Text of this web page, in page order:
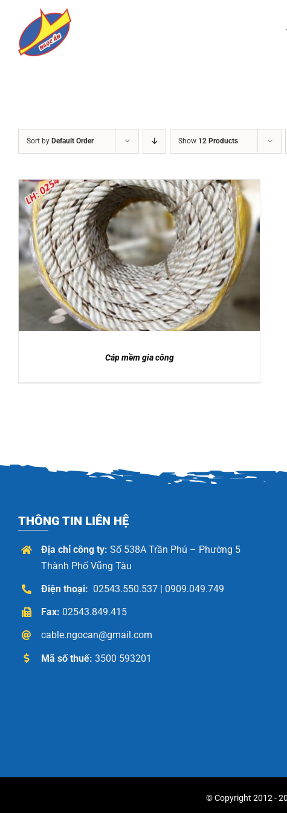
content
Sort by Default Order Show 12 Products
DETAILS
Cáp mềm gia công
THÔNG TIN LIÊN HỆ
Địa chỉ công ty: Số 538A Trần Phú – Phường 5
Thành Phố Vũng Tàu
Điện thoại: 02543.550.537 | 0909.049.749
Fax: 02543.849.415
cable.ngocan@gmail.com
Mã số thuế: 3500 593201
© Copyright 2012 -